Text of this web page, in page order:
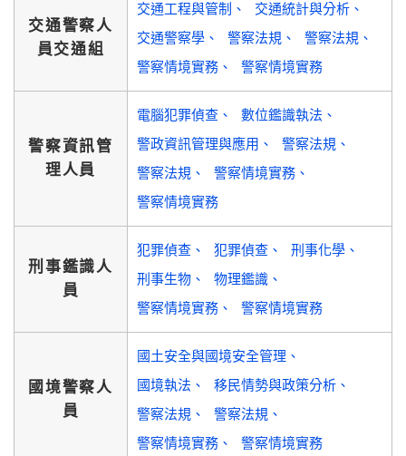
交通警察人
員交通組
交通工程與管制
交通統計與分析
交通警察學
警察法規
警察法規
警察情境實務
警察情境實務
警察資訊管
理人員
電腦犯罪偵查
數位鑑識執法
警政資訊管理與應用
警察法規
警察法規
警察情境實務
警察情境實務
刑事鑑識人
員
犯罪偵查 犯罪偵查
刑事化學
刑事生物
物理鑑識
警察情境實務
警察情境實務
國境警察人
員
國土安全與國境安全管理
國境執法
移民情勢與政策分析
警察法規
警察法規
警察情境實務
警察情境實務